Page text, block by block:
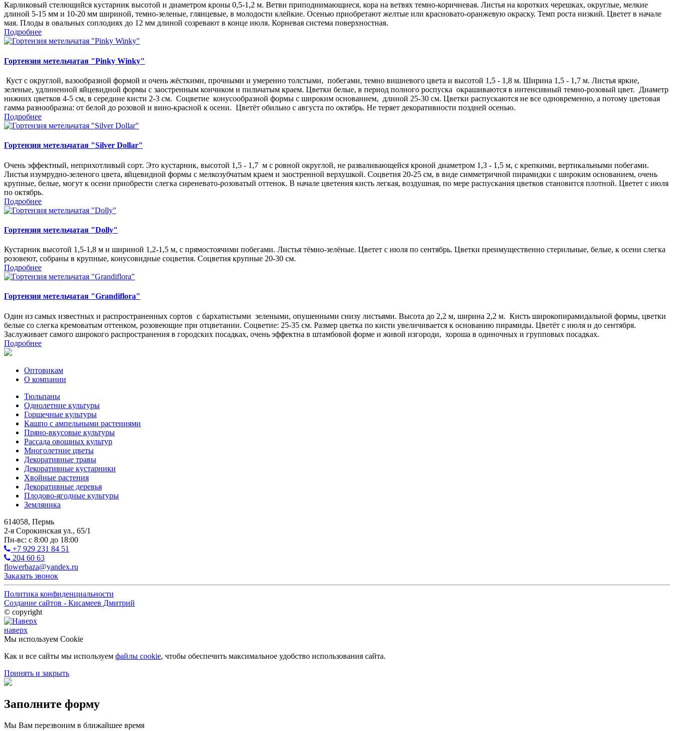
Карликовый стелющийся кустарник высотой и диаметром кроны 0,5-1,2 м. Ветви приподнимающиеся, кора на ветвях темно-коричневая. Листья на коротких черешках, округлые, мелкие
длиной 5-15 мм и 10-20 мм шириной, темно-зеленые, глянцевые, в молодости клейкие. Осенью приобретают желтые или красновато-оранжевую окраску. Темп роста низкий. Цветет в начале
мая. Плоды в овальных соплодиях до 12 мм длиной созревают в конце июля. Корневая система поверхностная.
Подробнее
Гортензия метельчатая "Pinky Winky"
Куст с округлой, вазообразной формой и очень жёсткими, прочными и умеренно толстыми, побегами, темно вишневого цвета и высотой 1,5 - 1,8 м. Ширина 1,5 - 1,7 м. Листья яркие,
зеленые, удлиненной яйцевидной формы с заостренным кончиком и пильчатым краем. Цветки белые, в период полного роспуска окрашиваются в интенсивный темно-розовый цвет. Диаметр
нижних цветков 4-5 см, в середине кисти 2-3 см. Соцветие конусообразной формы с широким основанием, длиной 25-30 см. Цветки распускаются не все одновременно, а потому цветовая
гамма разнообразна: от белой до розовой и вино-красной к осени. Цветёт обильно с августа по октябрь. Не теряет декоративности поздней осенью.
Подробнее
Гортензия метельчатая "Silver Dollar"
Очень эффектный, неприхотливый сорт. Это кустарник, высотой 1,5 - 1,7 м с ровной округлой, не разваливающейся кроной диаметром 1,3 - 1,5 м, с крепкими, вертикальными побегами.
Листья изумрудно-зеленого цвета, яйцевидной формы с мелкозубчатым краем и заостренной верхушкой. Соцветия 20-25 см, в виде симметричной пирамидки с широким основанием, очень
крупные, белые, могут к осени приобрести слегка сиреневато-розоватый оттенок. В начале цветения кисть легкая, воздушная, по мере распускания цветков становится плотной. Цветет с июля
по октябрь.
Подробнее
Гортензия метельчатая "Dolly"
Кустарник высотой 1,5-1,8 м и шириной 1,2-1,5 м, с прямостоячими побегами. Листья тёмно-зелёные. Цветет с июля по сентябрь. Цветки преимущественно стерильные, белые, к осени слегка
розовеют, собраны в крупные, конусовидные соцветия. Соцветия крупные 20-30 см.
Подробнее
Гортензия метельчатая "Grandiflora"
Один из самых известных и распространенных сортов с бархатистыми зелеными, опушенными снизу листьями. Высота до 2,2 м, ширина 2,2 м. Кисть широкопирамидальной формы, цветки
белые со слегка кремоватым оттенком, розовеющие при отцветании. Соцветие: 25-35 см. Размер цветка по кисти увеличивается к основанию пирамиды. Цветёт с июля и до сентября.
Заслуживает самого широкого распространения в городских посадках, очень эффектна в штамбовой форме и живой изгороди, хороша в одиночных и групповых посадках.
Подробнее
Оптовикам
О компании
Тюльпаны
Однолетние культуры
Горшечные культуры
Кашпо с ампельными растениями
Пряно-вкусовые культуры
Рассада овощных культур
Многолетние цветы
Декоративные травы
Декоративные кустарники
Хвойные растения
Декоративные деревья
Плодово-ягодные культуры
Земляника
614058, Пермь
2-я Сорокинская ул., 65/1
Пн-вс: с 8:00 до 18:00
+7 929 231 84 51
204 60 63
flowerbaza@yandex.ru
Заказать звонок
Политика конфиденциальности
Создание сайтов - Кисамеев Дмитрий
© copyright
наверх
Мы используем Cookie
Как и все сайты мы используем файлы cookie, чтобы обеспечить максимальное удобство использования сайта.
Принять и закрыть
Заполните форму
Мы Вам перезвоним в ближайшее время